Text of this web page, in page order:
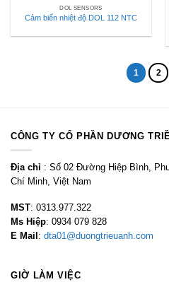
DOL SENSORS
Cảm biến nhiệt độ DOL 112 NTC
1 2
CÔNG TY CỔ PHẦN DƯƠNG
Địa chỉ : Số 02 Đường Hiệp Bình,
Chí Minh, Việt Nam
MST: 0313.977.322
Ms Hiệp: 0934 079 828
E Mail : dta01@duongtrieuanh.com
GIỜ LÀM VIỆC